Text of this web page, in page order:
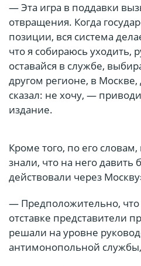
— Эта игра в поддавки
отвращения. Когда
позиции, вся система
что я собираюсь уходить,
оставайся в службе,
другом регионе, в
сказал: не хочу, —
издание.
Кроме того, по его
знали, что на него давить
действовали через
— Предположительно,
отставке представители
решали на уровне
антимонопольной